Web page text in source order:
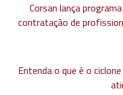
Corsan lança
contratação de
Entenda o que é o